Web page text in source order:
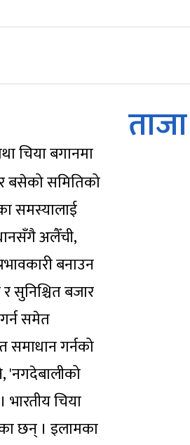
चिया बगानमा
बसेको समितिको
समस्यालाई
अलैँची,
बनाउन
सुनिश्चित बजार
समेत
समाधान गर्नको
'नगदेबालीको
चिया
छन् । इलामका